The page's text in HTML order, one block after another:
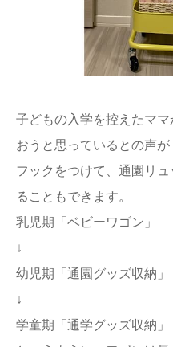
子どもの入学を控えたマ
おうと思っているとの声が
フックをつけて、通園リ
ることもできます。
乳児期「ベビーワゴン」
↓
幼児期「通園グッズ収納」
↓
学童期「通学グッズ収納」